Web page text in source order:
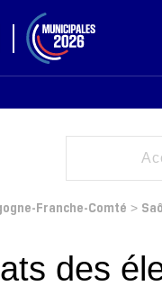
Franche-Comté >
des